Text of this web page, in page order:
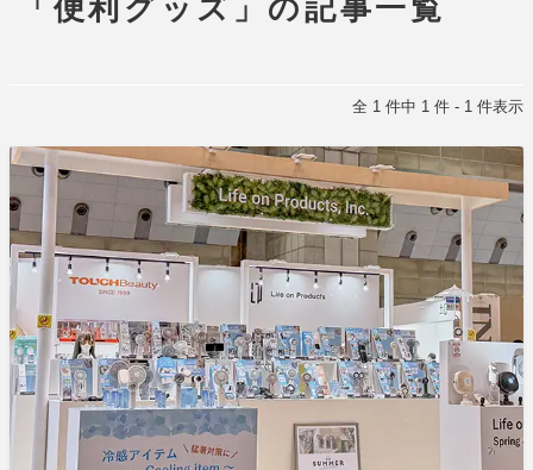
「便利グッズ」の記事一覧
全 1 件中 1 件 - 1 件表示